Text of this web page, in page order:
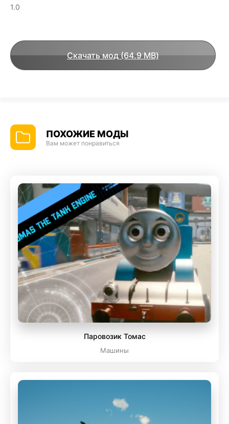
1.0
Скачать мод (64.9 MB)
ПОХОЖИЕ МОДЫ
Вам может понравиться
Паровозик Томас
Машины